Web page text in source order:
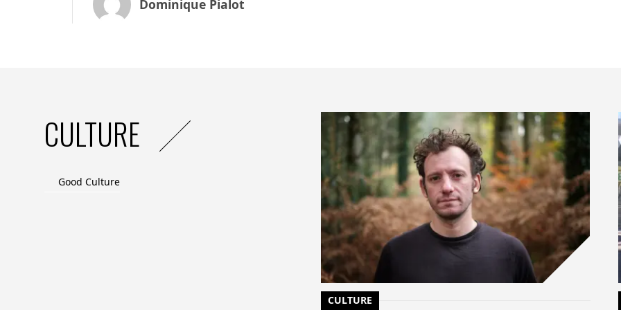
Dominique Pialot
CULTURE
Good Culture
CULTURE